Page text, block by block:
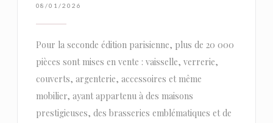
08/01/2026
Pour la seconde édition parisienne, plus de 20 000
pièces sont mises en vente : vaisselle, verrerie,
couverts, argenterie, accessoires et même
mobilier, ayant appartenu à des maisons
prestigieuses, des brasseries emblématiques et de